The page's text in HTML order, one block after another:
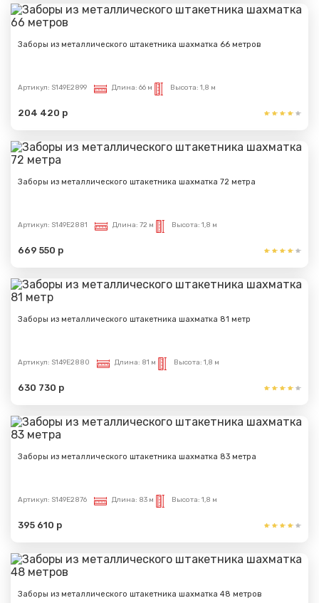
Заборы из металлического штакетника шахматка 66 метров
Артикул: S149E2899 Длина: 66 м Высота: 1,8 м
204 420 р
Заборы из металлического штакетника шахматка 72 метра
Артикул: S149E2881 Длина: 72 м Высота: 1,8 м
669 550 р
Заборы из металлического штакетника шахматка 81 метр
Артикул: S149E2880 Длина: 81 м Высота: 1,8 м
630 730 р
Заборы из металлического штакетника шахматка 83 метра
Артикул: S149E2876 Длина: 83 м Высота: 1,8 м
395 610 р
Заборы из металлического штакетника шахматка 48 метров
отправлено
Спасибо за обращение, наш специалист свяжется с
Вами.